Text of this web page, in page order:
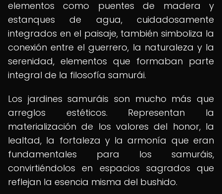
elementos como puentes de madera y
estanques de agua, cuidadosamente
integrados en el paisaje, también simboliza la
conexión entre el guerrero, la naturaleza y la
serenidad, elementos que formaban parte
integral de la filosofía samurái.
Los jardines samuráis son mucho más que
arreglos estéticos. Representan la
materialización de los valores del honor, la
lealtad, la fortaleza y la armonía que eran
fundamentales para los samuráis,
convirtiéndolos en espacios sagrados que
reflejan la esencia misma del bushido.